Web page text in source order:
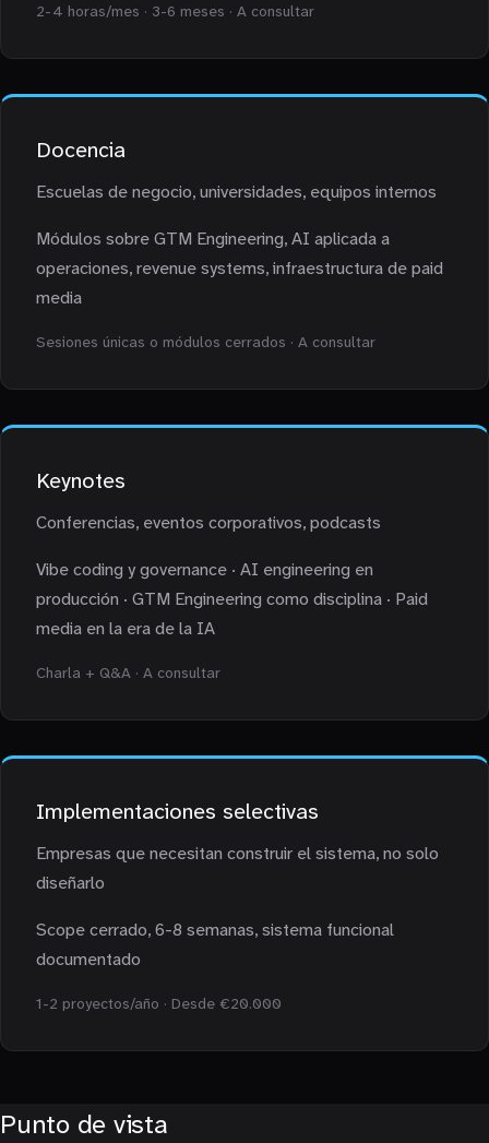
2-4 horas/mes · 3-6 meses · A consultar
Docencia
Escuelas de negocio, universidades, equipos internos
Módulos sobre GTM Engineering, AI aplicada a
operaciones, revenue systems, infraestructura de paid
media
Sesiones únicas o módulos cerrados · A consultar
Keynotes
Conferencias, eventos corporativos, podcasts
Vibe coding y governance · AI engineering en
producción · GTM Engineering como disciplina · Paid
media en la era de la IA
Charla + Q&A · A consultar
Implementaciones selectivas
Empresas que necesitan construir el sistema, no solo
diseñarlo
Scope cerrado, 6-8 semanas, sistema funcional
documentado
1-2 proyectos/año · Desde €20.000
Punto de vista